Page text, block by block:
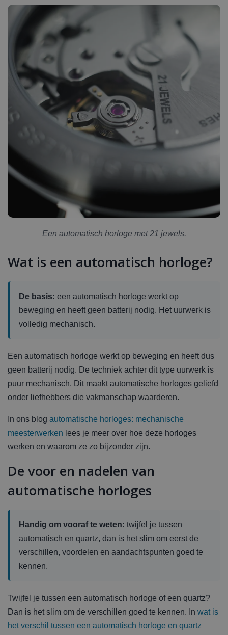
Een automatisch horloge met 21 jewels.
Wat is een automatisch horloge?
De basis: een automatisch horloge werkt op
beweging en heeft geen batterij nodig. Het uurwerk is
volledig mechanisch.
Een automatisch horloge werkt op beweging en heeft dus
geen batterij nodig. De techniek achter dit type uurwerk is
puur mechanisch. Dit maakt automatische horloges geliefd
onder liefhebbers die vakmanschap waarderen.
In ons blog automatische horloges: mechanische
meesterwerken lees je meer over hoe deze horloges
werken en waarom ze zo bijzonder zijn.
De voor en nadelen van
automatische horloges
Handig om vooraf te weten: twijfel je tussen
automatisch en quartz, dan is het slim om eerst de
verschillen, voordelen en aandachtspunten goed te
kennen.
Twijfel je tussen een automatisch horloge of een quartz?
Dan is het slim om de verschillen goed te kennen. In wat is
het verschil tussen een automatisch horloge en quartz